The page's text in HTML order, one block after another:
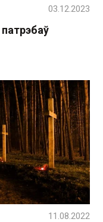
03.12.2023
11.08.2022